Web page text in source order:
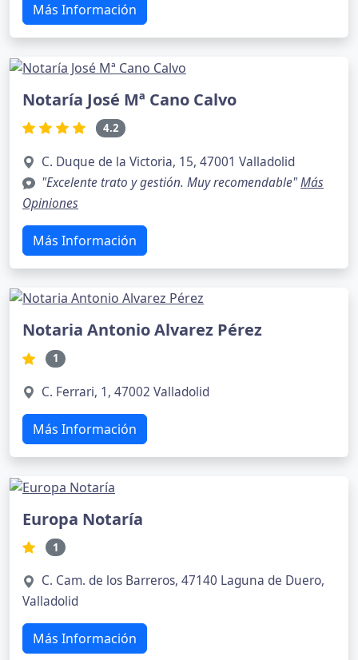
Más Información
Notaría José Mª Cano Calvo
4.2
C. Duque de la Victoria, 15, 47001 Valladolid
"Excelente trato y gestión. Muy recomendable"Más
Opiniones
Más Información
Notaria Antonio Alvarez Pérez
1
C. Ferrari, 1, 47002 Valladolid
Más Información
Europa Notaría
1
C. Cam. de los Barreros, 47140 Laguna de Duero,
Valladolid
Más Información